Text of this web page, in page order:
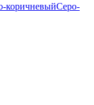
коричневыйСеро-